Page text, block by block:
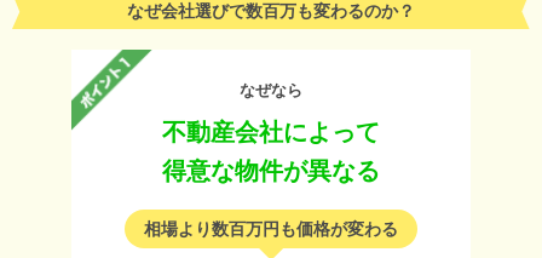
なぜ会社選びで数百万も変わるのか？
なぜなら
不動産会社によって
得意な物件が異なる
相場より数百万円も価格が変わる